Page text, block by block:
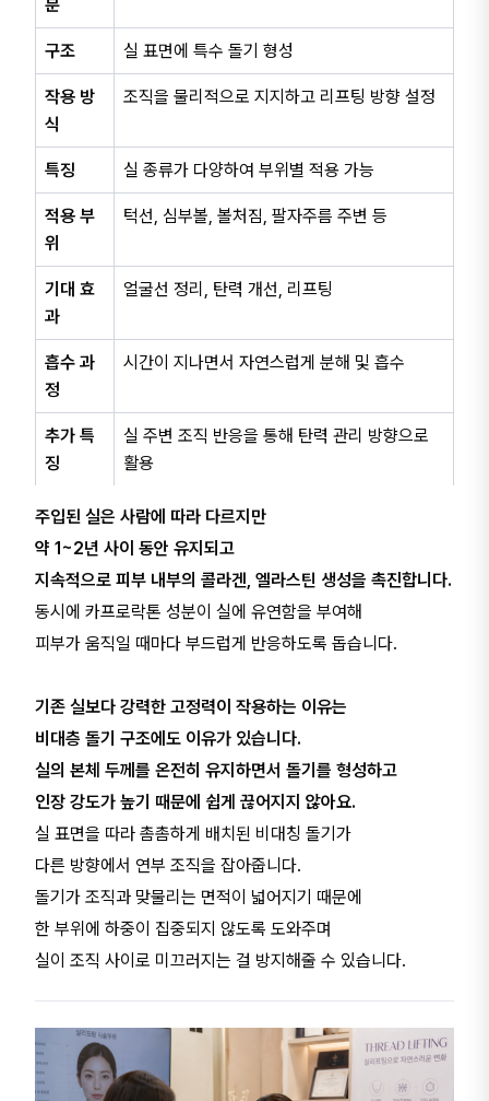
분
구조 실 표면에 특수 돌기 형성
작용 방
식
조직을 물리적으로 지지하고 리프팅 방향 설정
특징 실 종류가 다양하여 부위별 적용 가능
적용 부
위
턱선, 심부볼, 볼처짐, 팔자주름 주변 등
기대 효
과
얼굴선 정리, 탄력 개선, 리프팅
흡수 과
정
시간이 지나면서 자연스럽게 분해 및 흡수
추가 특
징
실 주변 조직 반응을 통해 탄력 관리 방향으로
활용
주입된 실은 사람에 따라 다르지만
약 1~2년 사이 동안 유지되고
지속적으로 피부 내부의 콜라겐, 엘라스틴 생성을 촉진합니다.
동시에 카프로락톤 성분이 실에 유연함을 부여해
피부가 움직일 때마다 부드럽게 반응하도록 돕습니다.
기존 실보다 강력한 고정력이 작용하는 이유는
비대층 돌기 구조에도 이유가 있습니다.
실의 본체 두께를 온전히 유지하면서 돌기를 형성하고
인장 강도가 높기 때문에 쉽게 끊어지지 않아요.
실 표면을 따라 촘촘하게 배치된 비대칭 돌기가
다른 방향에서 연부 조직을 잡아줍니다.
돌기가 조직과 맞물리는 면적이 넓어지기 때문에
한 부위에 하중이 집중되지 않도록 도와주며
실이 조직 사이로 미끄러지는 걸 방지해줄 수 있습니다.​